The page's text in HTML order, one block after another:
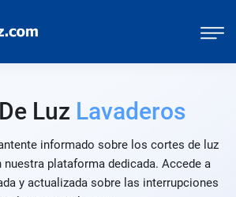
Luz Lavaderos
informado sobre los cortes de luz
nuestra plataforma dedicada. Accede a
y actualizada sobre las interrupciones